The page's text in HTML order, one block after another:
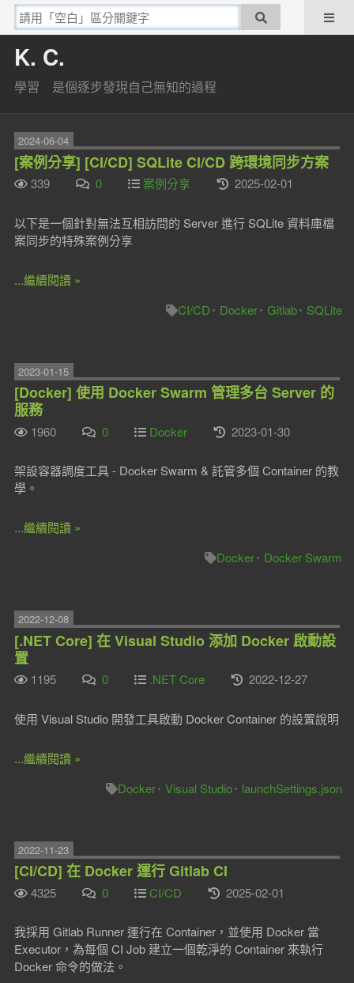
K. C.
學習 是個逐步發現自己無知的過程
2024-06-04
[案例分享] [CI/CD] SQLite CI/CD 跨環境同步方案
339 0 案例分享 2025-02-01
以下是一個針對無法互相訪問的 Server 進行 SQLite 資料庫檔
案同步的特殊案例分享
...繼續閱讀 »
CI/CD
Docker Gitlab SQLite
2023-01-15
[Docker] 使用 Docker Swarm 管理多台 Server 的
服務
1960 0 Docker 2023-01-30
架設容器調度工具 - Docker Swarm & 託管多個 Container 的教
學。
...繼續閱讀 »
Docker
Docker Swarm
2022-12-08
[.NET Core] 在 Visual Studio 添加 Docker 啟動設
置
1195 0 .NET Core 2022-12-27
使用 Visual Studio 開發工具啟動 Docker Container 的設置說明
...繼續閱讀 »
Docker Visual Studio launchSettings.json
2022-11-23
[CI/CD] 在 Docker 運行 Gitlab CI
4325 0 CI/CD 2025-02-01
我採用 Gitlab Runner 運行在 Container，並使用 Docker 當
Executor，為每個 CI Job 建立一個乾淨的 Container 來執行
Docker 命令的做法。